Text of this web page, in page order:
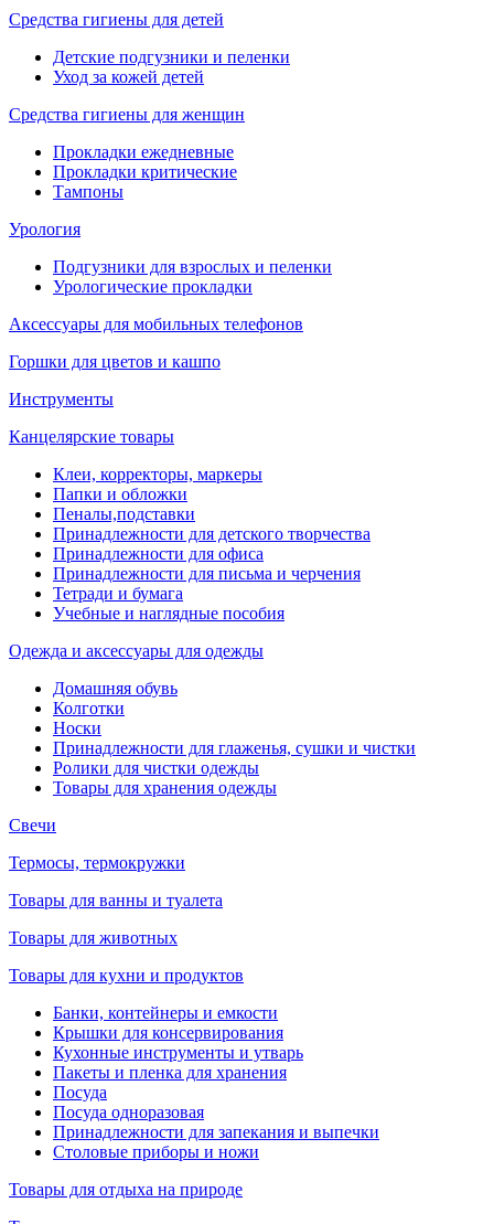
Средства гигиены для детей
Детские подгузники и пеленки
Уход за кожей детей
Средства гигиены для женщин
Прокладки ежедневные
Прокладки критические
Тампоны
Урология
Подгузники для взрослых и пеленки
Урологические прокладки
Аксессуары для мобильных телефонов
Горшки для цветов и кашпо
Инструменты
Канцелярские товары
Клеи, корректоры, маркеры
Папки и обложки
Пеналы,подставки
Принадлежности для детского творчества
Принадлежности для офиса
Принадлежности для письма и черчения
Тетради и бумага
Учебные и наглядные пособия
Одежда и аксессуары для одежды
Домашняя обувь
Колготки
Носки
Принадлежности для глаженья, сушки и чистки
Ролики для чистки одежды
Товары для хранения одежды
Свечи
Термосы, термокружки
Товары для ванны и туалета
Товары для животных
Товары для кухни и продуктов
Банки, контейнеры и емкости
Крышки для консервирования
Кухонные инструменты и утварь
Пакеты и пленка для хранения
Посуда
Посуда одноразовая
Принадлежности для запекания и выпечки
Столовые приборы и ножи
Товары для отдыха на природе